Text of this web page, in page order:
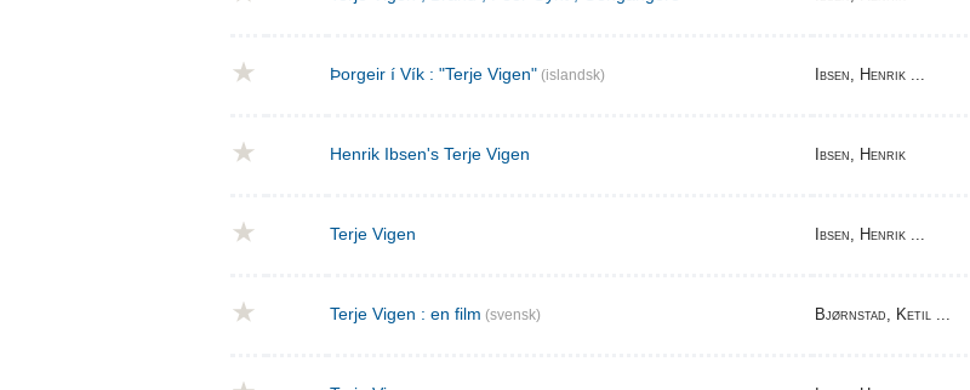
Þorgeir í Vík : "Terje Vigen" (islandsk) Ibsen, Henrik ...
Henrik Ibsen's Terje Vigen Ibsen, Henrik
Terje Vigen Ibsen, Henrik ...
Terje Vigen : en film (svensk) Bjørnstad, Ketil ...